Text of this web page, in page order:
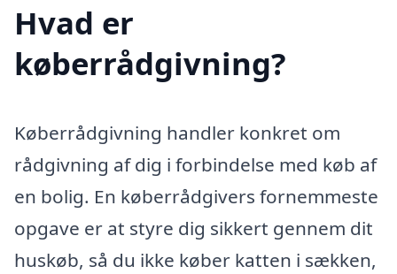
Hvad er
køberrådgivning?
Køberrådgivning handler konkret om
rådgivning af dig i forbindelse med køb af
en bolig. En køberrådgivers fornemmeste
opgave er at styre dig sikkert gennem dit
huskøb, så du ikke køber katten i sækken,